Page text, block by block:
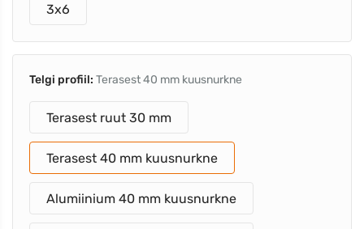
3x6
Telgi profiil: Terasest 40 mm kuusnurkne
Terasest ruut 30 mm
Terasest 40 mm kuusnurkne
Alumiinium 40 mm kuusnurkne